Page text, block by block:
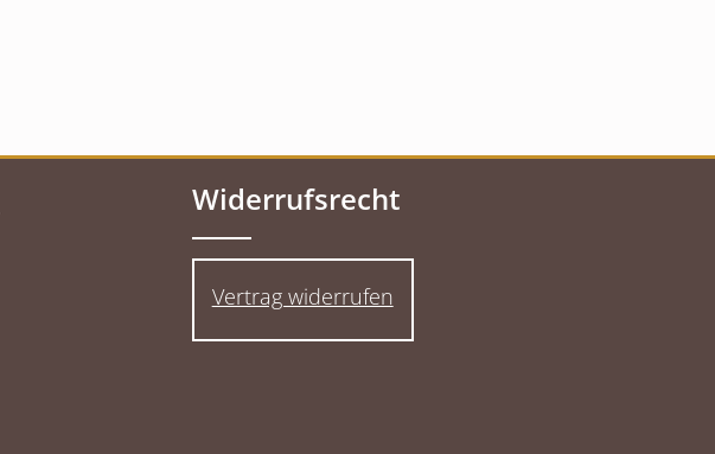
Widerrufsrecht
Vertrag widerrufen